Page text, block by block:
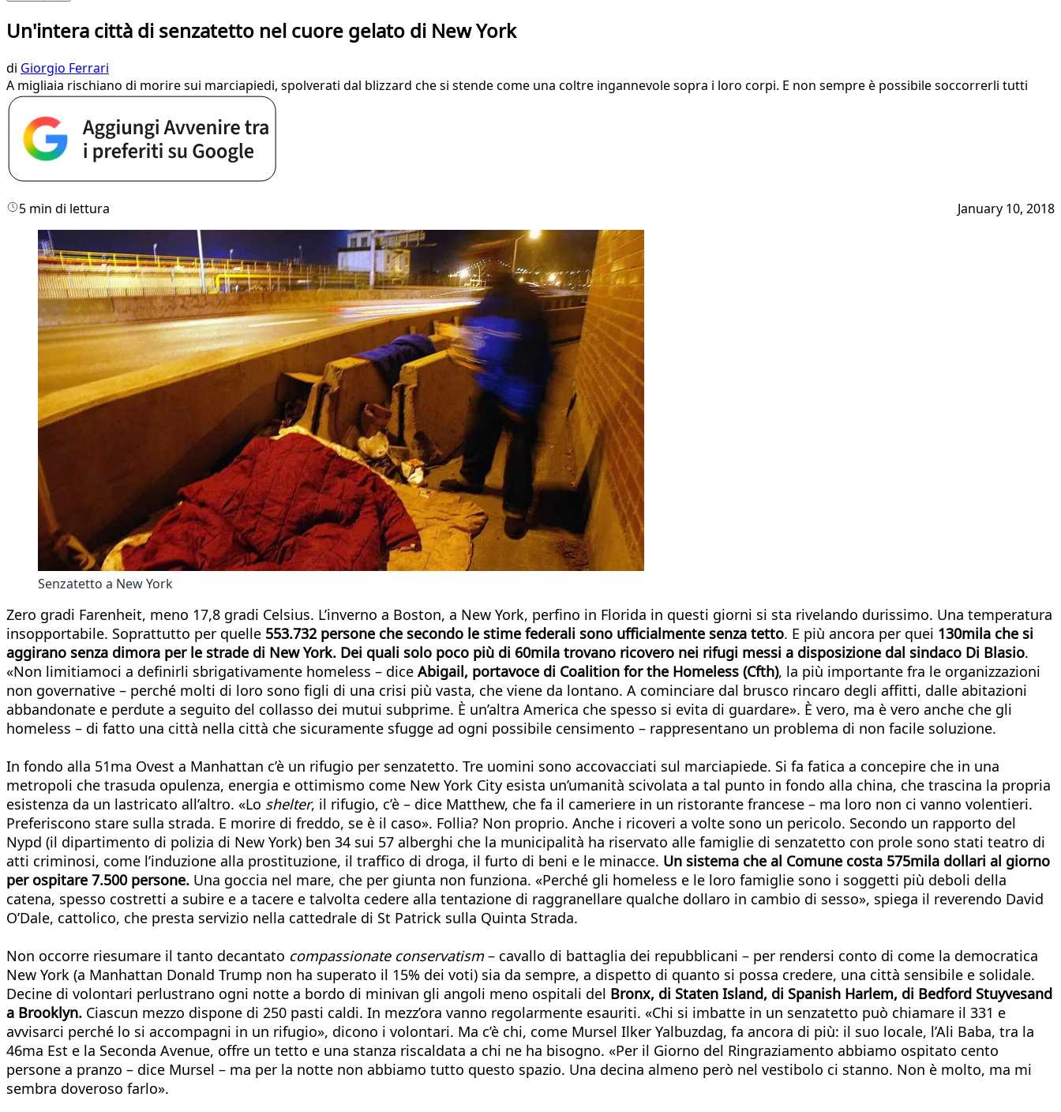
Un'intera città di senzatetto nel cuore gelato di New York
di Giorgio Ferrari
A migliaia rischiano di morire sui marciapiedi, spolverati dal blizzard che si stende come una coltre ingannevole sopra i loro corpi. E non sempre è possibile soccorrerli tutti
5 min di lettura January 10, 2018
Senzatetto a New York
Zero gradi Farenheit, meno 17,8 gradi Celsius. L’inverno a Boston, a New York, perfino in Florida in questi giorni si sta rivelando durissimo. Una temperatura
insopportabile. Soprattutto per quelle 553.732 persone che secondo le stime federali sono ufficialmente senza tetto. E più ancora per quei 130mila che si
aggirano senza dimora per le strade di New York. Dei quali solo poco più di 60mila trovano ricovero nei rifugi messi a disposizione dal sindaco Di Blasio.
«Non limitiamoci a definirli sbrigativamente homeless – dice Abigail, portavoce di Coalition for the Homeless (Cfth), la più importante fra le organizzazioni
non governative – perché molti di loro sono figli di una crisi più vasta, che viene da lontano. A cominciare dal brusco rincaro degli affitti, dalle abitazioni
abbandonate e perdute a seguito del collasso dei mutui subprime. È un’altra America che spesso si evita di guardare». È vero, ma è vero anche che gli
homeless – di fatto una città nella città che sicuramente sfugge ad ogni possibile censimento – rappresentano un problema di non facile soluzione.
In fondo alla 51ma Ovest a Manhattan c’è un rifugio per senzatetto. Tre uomini sono accovacciati sul marciapiede. Si fa fatica a concepire che in una
metropoli che trasuda opulenza, energia e ottimismo come New York City esista un’umanità scivolata a tal punto in fondo alla china, che trascina la propria
esistenza da un lastricato all’altro. «Lo shelter, il rifugio, c’è – dice Matthew, che fa il cameriere in un ristorante francese – ma loro non ci vanno volentieri.
Preferiscono stare sulla strada. E morire di freddo, se è il caso». Follia? Non proprio. Anche i ricoveri a volte sono un pericolo. Secondo un rapporto del
Nypd (il dipartimento di polizia di New York) ben 34 sui 57 alberghi che la municipalità ha riservato alle famiglie di senzatetto con prole sono stati teatro di
atti criminosi, come l’induzione alla prostituzione, il traffico di droga, il furto di beni e le minacce. Un sistema che al Comune costa 575mila dollari al giorno
per ospitare 7.500 persone. Una goccia nel mare, che per giunta non funziona. «Perché gli homeless e le loro famiglie sono i soggetti più deboli della
catena, spesso costretti a subire e a tacere e talvolta cedere alla tentazione di raggranellare qualche dollaro in cambio di sesso», spiega il reverendo David
O’Dale, cattolico, che presta servizio nella cattedrale di St Patrick sulla Quinta Strada.
Non occorre riesumare il tanto decantato compassionate conservatism– cavallo di battaglia dei repubblicani – per rendersi conto di come la democratica
New York (a Manhattan Donald Trump non ha superato il 15% dei voti) sia da sempre, a dispetto di quanto si possa credere, una città sensibile e solidale.
Decine di volontari perlustrano ogni notte a bordo di minivan gli angoli meno ospitali del Bronx, di Staten Island, di Spanish Harlem, di Bedford Stuyvesand
a Brooklyn. Ciascun mezzo dispone di 250 pasti caldi. In mezz’ora vanno regolarmente esauriti. «Chi si imbatte in un senzatetto può chiamare il 331 e
avvisarci perché lo si accompagni in un rifugio», dicono i volontari. Ma c’è chi, come Mursel Ilker Yalbuzdag, fa ancora di più: il suo locale, l’Ali Baba, tra la
46ma Est e la Seconda Avenue, offre un tetto e una stanza riscaldata a chi ne ha bisogno. «Per il Giorno del Ringraziamento abbiamo ospitato cento
persone a pranzo – dice Mursel – ma per la notte non abbiamo tutto questo spazio. Una decina almeno però nel vestibolo ci stanno. Non è molto, ma mi
sembra doveroso farlo».